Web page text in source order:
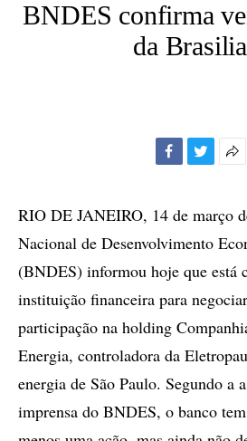
BNDES confirma
da
RIO DE JANEIRO, 14 de março
Nacional de Desenvolvimento
(BNDES) informou hoje que está
instituição financeira para
participação na holding
Energia, controladora da
energia de São Paulo. Segundo a
imprensa do BNDES, o banco